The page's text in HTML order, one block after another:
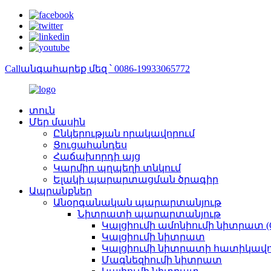
Callանգահարեք մեզ ՝ 0086-19933065772
տուն
Մեր մասին
Ընկերության որակավորում
Ցուցահանդես
Հաճախորդի այց
Կարմիր պղպեղի տնկում
Ելակի պարարտացման ծրագիր
Ապրանքներ
Անօրգանական պարարտանյութ
Նիտրատի պարարտանյութ
Կալցիումի ամոնիումի նիտրատ
Կալցիումի նիտրատ
Կալցիումի նիտրատի
Մագնեզիումի նիտրատ